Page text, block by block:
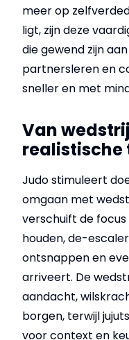
meer op
ligt, zijn deze
die gewend zijn
partnersleren en
sneller en met
Van
realistische
Judo stimuleert
omgaan met
verschuift de focus
houden, de-
ontsnappen en
arriveert. De
aandacht,
borgen, terwijl
voor context en